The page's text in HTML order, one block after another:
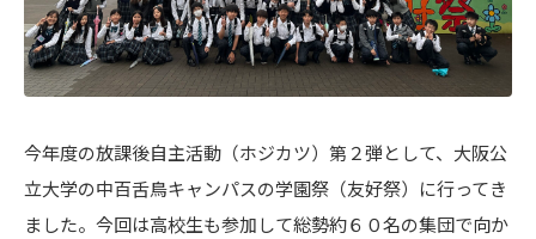
今年度の放課後自主活動（ホジカツ）第２弾として、大阪公
立大学の中百舌鳥キャンパスの学園祭（友好祭）に行ってき
ました。今回は高校生も参加して総勢約６０名の集団で向か